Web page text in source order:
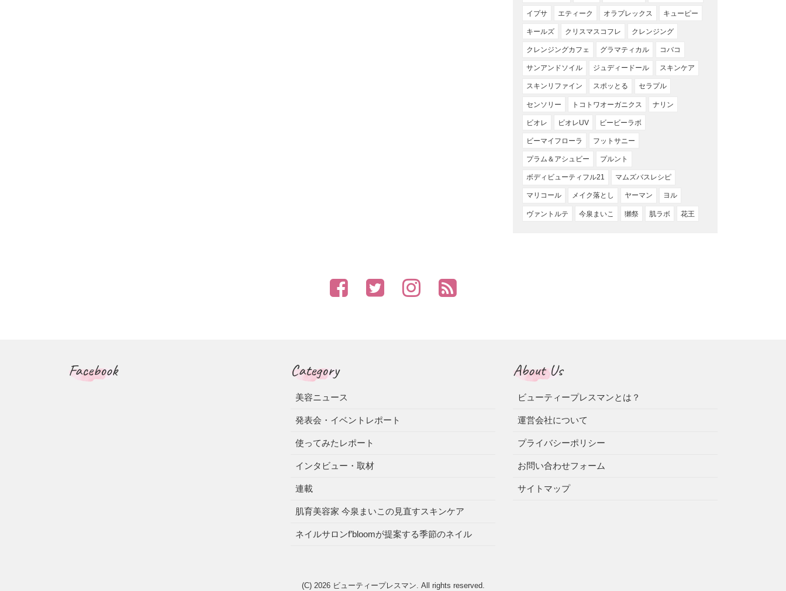
イプサ エティーク オラプレックス キューピー
キールズ クリスマスコフレ クレンジング
クレンジングカフェ グラマティカル コバコ
サンアンドソイル ジュディードール スキンケア
スキンリファイン スポッとる セラプル
センソリー トコトワオーガニクス ナリン
ビオレ ビオレUV ビービーラボ
ビーマイフローラ フットサニー
プラム＆アシュビー プルント
ボディビューティフル21 マムズバスレシピ
マリコール メイク落とし ヤーマン ヨル
ヴァントルテ 今泉まいこ 獺祭 肌ラボ 花王
Facebook Category
美容ニュース
発表会・イベントレポート
使ってみたレポート
インタビュー・取材
連載
肌育美容家 今泉まいこの見直すスキンケア
ネイルサロンf’bloomが提案する季節のネイル
About Us
ビューティープレスマンとは？
運営会社について
プライバシーポリシー
お問い合わせフォーム
サイトマップ
(C) 2026 ビューティープレスマン. All rights reserved.